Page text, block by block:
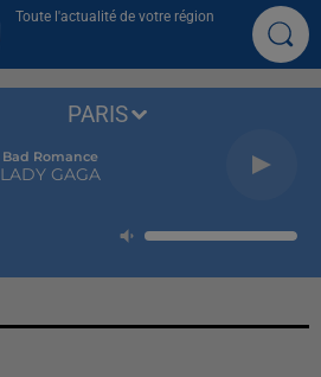
Toute l'actualité de votre région
Bad Romance
LADY GAGA
PARIS